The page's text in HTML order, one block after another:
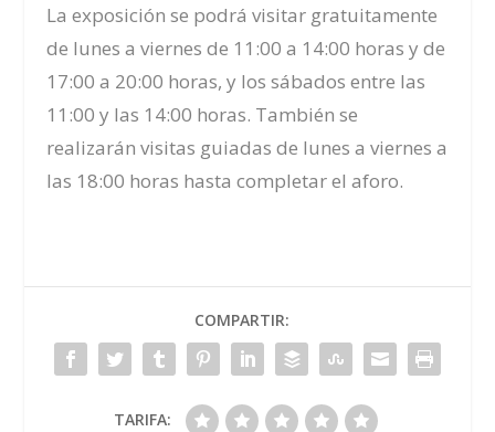
La exposición se podrá visitar gratuitamente
de lunes a viernes de 11:00 a 14:00 horas y de
17:00 a 20:00 horas, y los sábados entre las
11:00 y las 14:00 horas. También se
realizarán visitas guiadas de lunes a viernes a
las 18:00 horas hasta completar el aforo.
COMPARTIR:
TARIFA: